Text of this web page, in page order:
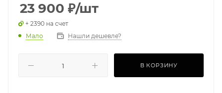
23 900 ₽/шт
+ 2390 на счет
Мало
Нашли дешевле?
В КОРЗИНУ